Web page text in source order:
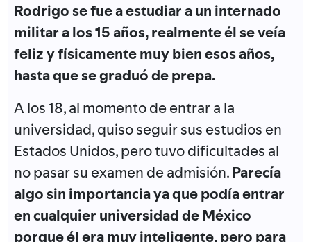
Rodrigo se fue a estudiar a un internado
militar a los 15 años, realmente él se veía
feliz y físicamente muy bien esos años,
hasta que se graduó de prepa.
A los 18, al momento de entrar a la
universidad, quiso seguir sus estudios en
Estados Unidos, pero tuvo dificultades al
no pasar su examen de admisión.Parecía
algo sin importancia ya que podía entrar
en cualquier universidad de México
porque él era muy inteligente, pero para